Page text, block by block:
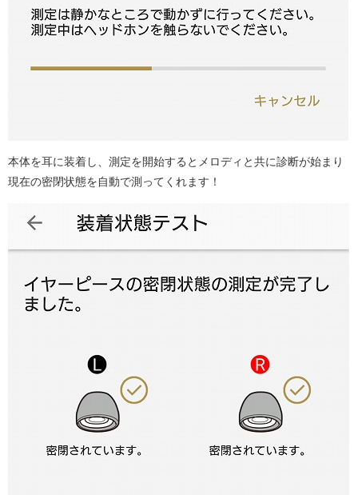
本体を耳に装着し、測定を開始するとメロディと共に診断が始まり
現在の密閉状態を自動で測ってくれます！